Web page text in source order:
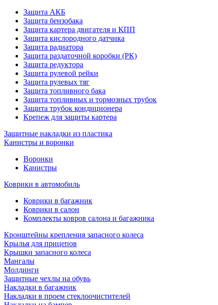
Защита АКБ
Защита бензобака
Защита картера двигателя и КПП
Защита кислородного датчика
Защита радиатора
Защита раздаточной коробки (РК)
Защита редуктора
Защита рулевой рейки
Защита рулевых тяг
Защита топливного бака
Защита топливных и тормозных трубок
Защита трубок кондиционера
Крепеж для защиты картера
Защитные накладки из пластика
Канистры и воронки
Воронки
Канистры
Коврики в автомобиль
Коврики в багажник
Коврики в салон
Комплекты ковров салона и багажника
Кронштейны крепления запасного колеса
Крылья для прицепов
Крышки запасного колеса
Мангалы
Молдинги
Защитные чехлы на обувь
Накладки в багажник
Накладки в проем стеклоочистителей